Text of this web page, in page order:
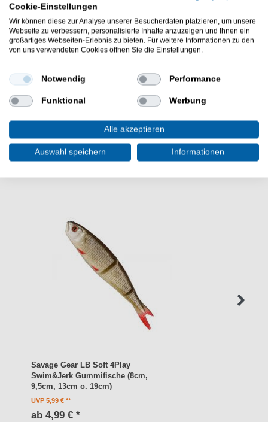
klasse für das Spinnfischen
viele verschiedene Farben und Größen zur
Auswahl
Liefermenge: 1 Spinner
auf Raubfische. - Die Savage Gear Rotex Spinner
WEITERE INTERESSANTE ARTIKEL
Savage Gear LB Soft 4Play
Swim&Jerk Gummifische (8cm,
9,5cm, 13cm o. 19cm)
UVP 5,99 €
ab 4,99 € *
Cookie-Einstellungen
Wir können diese zur Analyse unserer Besucherdaten platzieren, um unsere
Webseite zu verbessern, personalisierte Inhalte anzuzeigen und Ihnen ein
großartiges Webseiten-Erlebnis zu bieten. Für weitere Informationen zu den
von uns verwendeten Cookies öffnen Sie die Einstellungen.
Notwendig Performance
Funktional Werbung
Alle akzeptieren
Auswahl speichern Informationen